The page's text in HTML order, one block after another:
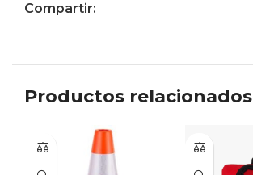
Compartir:
Productos relacionados